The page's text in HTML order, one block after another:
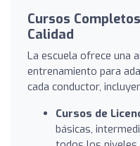
Cursos
Calidad
La escuela ofrece una
entrenamiento para
cada conductor,
Cursos de
básicas,